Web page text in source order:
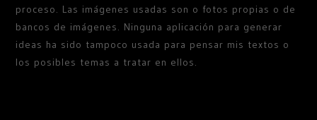
proceso. Las imágenes usadas son o fotos propias o de
bancos de imágenes. Ninguna aplicación para generar
ideas ha sido tampoco usada para pensar mis textos o
los posibles temas a tratar en ellos.